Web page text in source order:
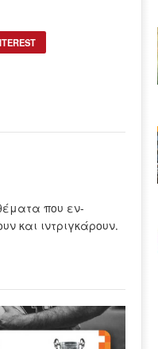
που εν-
και ιντριγκάρουν.